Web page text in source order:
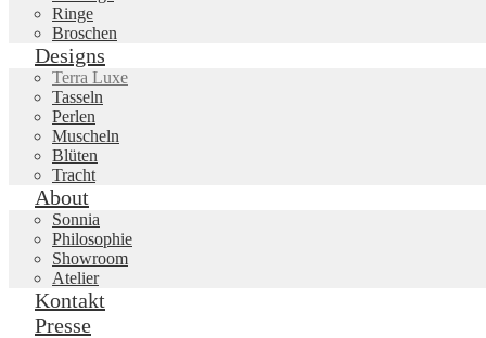
Ringe
Broschen
Designs
Terra Luxe
Tasseln
Perlen
Muscheln
Blüten
Tracht
About
Sonnia
Philosophie
Showroom
Atelier
Kontakt
Presse